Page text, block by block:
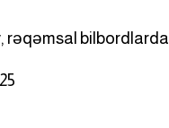
rəqəmsal